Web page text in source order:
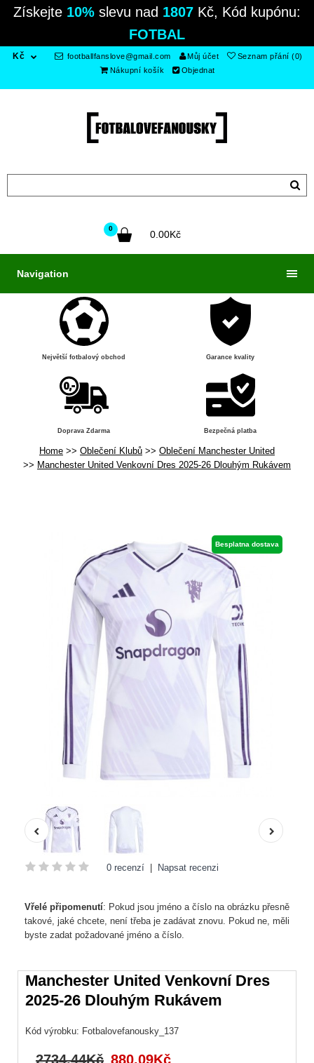
Získejte 10% slevu nad 1807 Kč, Kód kupónu:
FOTBAL
Kč footballfanslove@gmail.com Můj účet
Seznam přání (0)
Nákupní košík
Objednat
0
0.00Kč
Navigation
Největší fotbalový obchod Garance kvality
Doprava Zdarma Bezpečná platba
Home Oblečení Klubů
Oblečení Manchester United
Manchester United Venkovní Dres 2025-26 Dlouhým Rukávem
Besplatna dostava
0 recenzí Napsat recenzi
Vřelé připomenutí: Pokud jsou jméno a číslo na obrázku přesně
takové, jaké chcete, není třeba je zadávat znovu. Pokud ne, měli
byste zadat požadované jméno a číslo.
Manchester United Venkovní Dres
2025-26 Dlouhým Rukávem
Kód výrobku: Fotbalovefanousky_137
2734.44Kč 880.09Kč